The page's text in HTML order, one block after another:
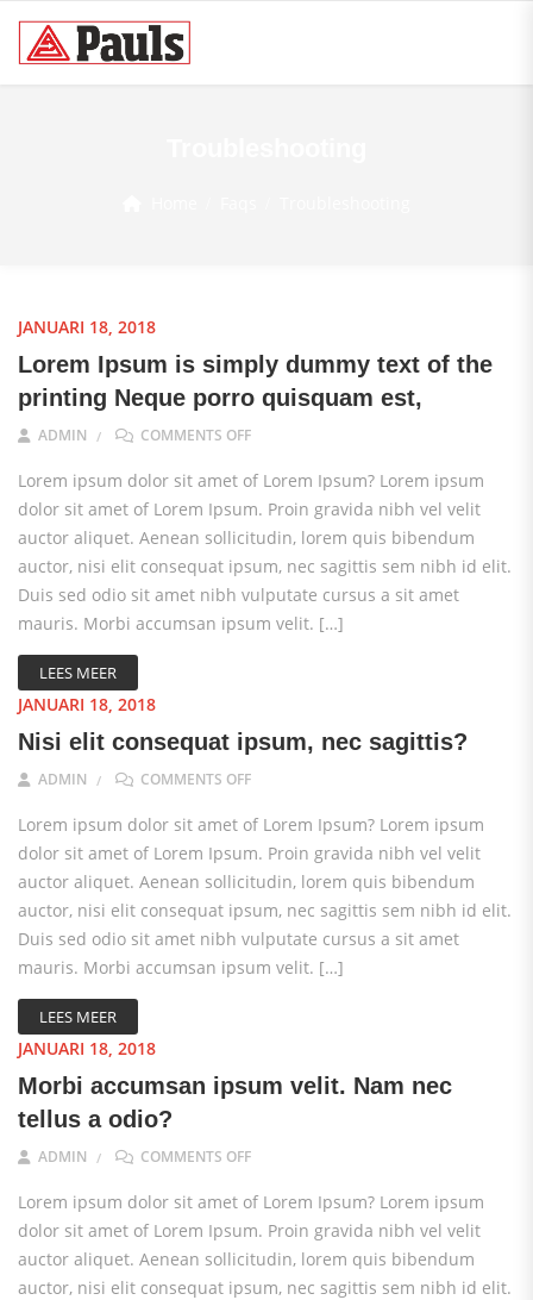
JANUARI 18, 2018
Lorem Ipsum is simply dummy text of the
printing Neque porro quisquam est,
ADMIN COMMENTS OFFON LOREM IPSUM IS SIMPLY DUMMY
Lorem ipsum dolor sit amet of Lorem Ipsum? Lorem ipsum
dolor sit amet of Lorem Ipsum. Proin gravida nibh vel velit
auctor aliquet. Aenean sollicitudin, lorem quis bibendum
auctor, nisi elit consequat ipsum, nec sagittis sem nibh id elit.
Duis sed odio sit amet nibh vulputate cursus a sit amet
mauris. Morbi accumsan ipsum velit. […]
LEES MEER
JANUARI 18, 2018
Nisi elit consequat ipsum, nec sagittis?
ADMIN COMMENTS OFFON NISI ELIT CONSEQUAT IPSUM, NEC
Lorem ipsum dolor sit amet of Lorem Ipsum? Lorem ipsum
dolor sit amet of Lorem Ipsum. Proin gravida nibh vel velit
auctor aliquet. Aenean sollicitudin, lorem quis bibendum
auctor, nisi elit consequat ipsum, nec sagittis sem nibh id elit.
Duis sed odio sit amet nibh vulputate cursus a sit amet
mauris. Morbi accumsan ipsum velit. […]
LEES MEER
JANUARI 18, 2018
Morbi accumsan ipsum velit. Nam nec
tellus a odio?
ADMIN COMMENTS OFFON MORBI ACCUMSAN IPSUM VELIT.
Lorem ipsum dolor sit amet of Lorem Ipsum? Lorem ipsum
dolor sit amet of Lorem Ipsum. Proin gravida nibh vel velit
auctor aliquet. Aenean sollicitudin, lorem quis bibendum
auctor, nisi elit consequat ipsum, nec sagittis sem nibh id elit.